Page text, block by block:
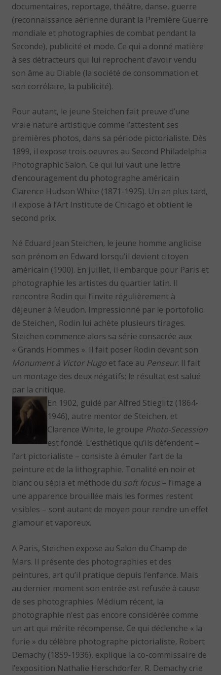
documentaires, reportage, théâtre, danse, guerre
(reconnaissance aérienne durant la Première Guerre
mondiale et photographies de combat pendant la
Seconde), publicité et mode. Ce qui a donné matière
à ses détracteurs qui lui reprochent d’avoir vendu
son âme au Diable (la société de consommation et
son corrélaire, la publicité).
Pour autant, le jeune Steichen fait preuve d’une
vraie nature artistique comme l’attestent ses
premières photos, dans sa période pictorialiste. Dès
1899, il expose trois oeuvres au Second Philadelphia
Photographic Salon. Ce qui lui vaut une lettre
d’encouragement du photographe américain
Clarence Hudson White (1871-1925). Un an plus tard,
il expose à l’Art Institute de Chicago et obtient le
second prix.
Né Eduard Jean Steichen, le jeune homme anglicise
son prénom en Edward lorsqu’il devient citoyen
américain (1900). En juillet, il embarque pour Paris et
photographie les artistes du quartier latin. Il
rencontre Rodin qui l’invite régulièrement à
déjeuner à Meudon. Impressionné par le portofolio
de Steichen, Rodin lui achète plusieurs tirages.
Steichen commence alors sa série consacrée aux
« Grands Hommes ». Il fait poser Rodin devant son
Monument à Victor Hugo et face au Penseur. Il fait
un montage des deux négatifs; le résultat est salué
par la critique.
En 1902, guidé par Alfred Stieglitz (1864-
1946), autre mentor de Steichen, et
Clarence White, le groupe Photo-Secession
est fondé. L’esthétique qu’ils défendent –
l’art pictorialiste – consiste à émuler l’art de la
peinture et de la lithographie. Tonalité en noir et
blanc ou sépia et méthode du soft focus – l’image a
une apparence brouillée mais les formes restent
visibles – sont autant de moyen pour rendre un effet
glamour et vaporeux.
A Paris, Steichen expose au Salon du Champ de
Mars. Il présente des photographies et des
peintures, art qu’il pratique depuis l’enfance. Mais
au dernier moment son entrée est refusée à cause
de ses photographies. Médium récent, la
photographie n’est pas encore considérée comme
un art qui mérite récompense. Ce qui déclenche « la
furie » du célèbre photographe pictorialiste, Robert
Demachy (1859-1936), explique la co-commissaire de
l’exposition Nathalie Herschdorfer. R. Demachy crie